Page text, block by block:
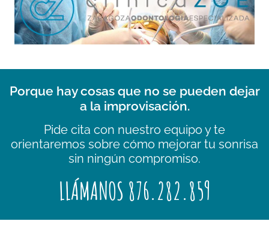
Porque hay cosas que no se pueden dejar
a la improvisación.
Pide cita con nuestro equipo y te
orientaremos sobre cómo mejorar tu sonrisa
sin ningún compromiso.
LLÁMANOS 876.282.859